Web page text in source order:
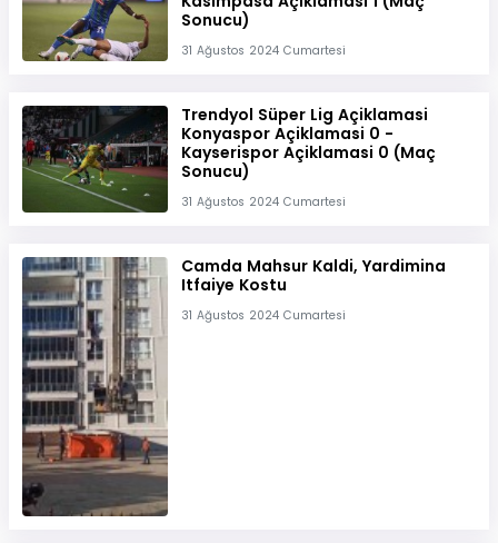
Sonucu)
31 Ağustos 2024 Cumartesi
Trendyol Süper Lig Açiklamasi
Konyaspor Açiklamasi 0 -
Kayserispor Açiklamasi 0 (Maç
Sonucu)
31 Ağustos 2024 Cumartesi
Camda Mahsur Kaldi, Yardimina
Itfaiye Kostu
31 Ağustos 2024 Cumartesi